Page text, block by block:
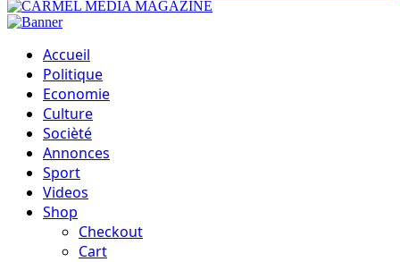
Accueil
Politique
Economie
Culture
Socièté
Annonces
Sport
Videos
Shop
Checkout
Cart